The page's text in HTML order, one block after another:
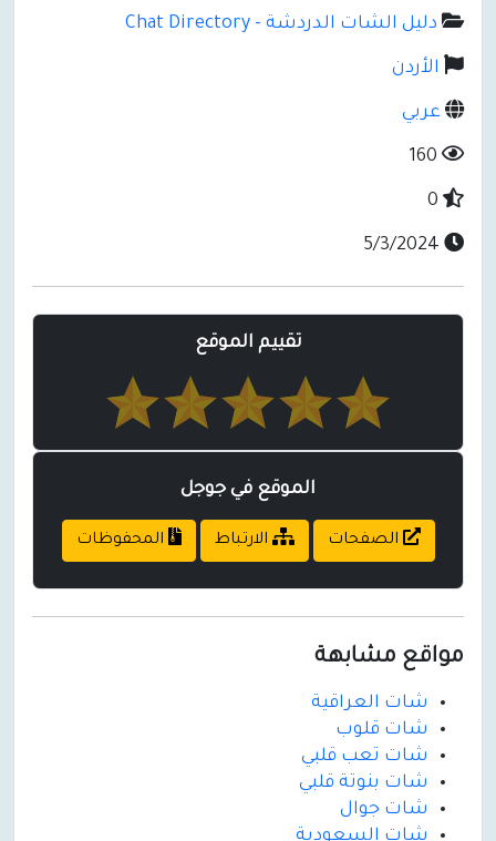
دليل الشات الدردشة - Chat Directory
الأردن
عربي
تقييم الموقع
الموقع في جوجل
الصفحات الارتباط المحفوظات
مواقع مشابهة
شات العراقية
شات قلوب
شات تعب قلبي
شات بنوتة قلبي
شات جوال
شات السعودية